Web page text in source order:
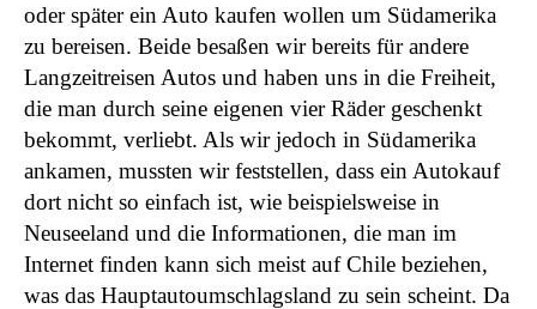
oder später ein Auto kaufen wollen um Südamerika
zu bereisen. Beide besaßen wir bereits für andere
Langzeitreisen Autos und haben uns in die Freiheit,
die man durch seine eigenen vier Räder geschenkt
bekommt, verliebt. Als wir jedoch in Südamerika
ankamen, mussten wir feststellen, dass ein Autokauf
dort nicht so einfach ist, wie beispielsweise in
Neuseeland und die Informationen, die man im
Internet finden kann sich meist auf Chile beziehen,
was das Hauptautoumschlagsland zu sein scheint. Da